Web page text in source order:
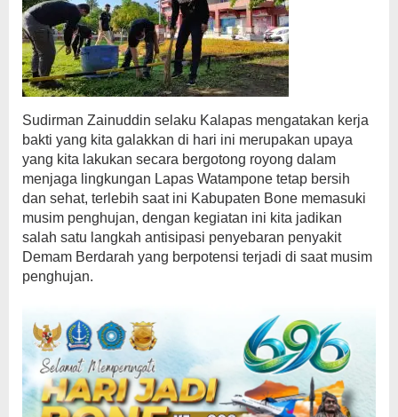
Sudirman Zainuddin selaku Kalapas mengatakan kerja
bakti yang kita galakkan di hari ini merupakan upaya
yang kita lakukan secara bergotong royong dalam
menjaga lingkungan Lapas Watampone tetap bersih
dan sehat, terlebih saat ini Kabupaten Bone memasuki
musim penghujan, dengan kegiatan ini kita jadikan
salah satu langkah antisipasi penyebaran penyakit
Demam Berdarah yang berpotensi terjadi di saat musim
penghujan.